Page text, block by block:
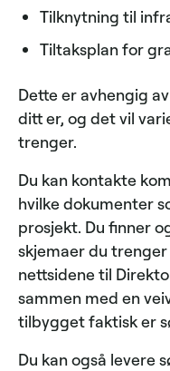
Tilknytning til
Tiltaksplan for
Dette er avhengig
ditt er, og det vil
trenger.
Du kan kontakte
hvilke dokumenter
prosjekt. Du finner
skjemaer du
nettsidene til
sammen med en
tilbygget faktisk er
Du kan også levere